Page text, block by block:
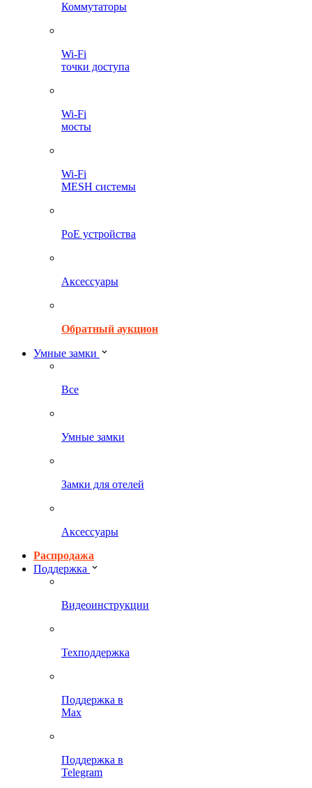
Коммутаторы
Wi-Fi
точки доступа
Wi-Fi
мосты
Wi-Fi
MESH системы
PoE устройства
Аксессуары
Обратный аукцион
Умные замки
Все
Умные замки
Замки для отелей
Аксессуары
Распродажа
Поддержка
Видеоинструкции
Техподдержка
Поддержка в
Max
Поддержка в
Telegram